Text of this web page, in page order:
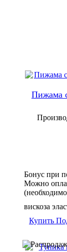
Пижама
Бонус при
Можно
(необходимо
вискоза
Купить